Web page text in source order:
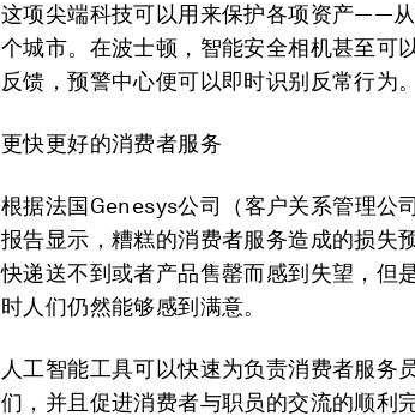
这项尖端科技可以用来保护各项资产——
个城市。在波士顿，智能安全相机甚至可
反馈，预警中心便可以即时识别反常行为。
更快更好的消费者服务
根据法国Genesys公司（客户关系管理公
报告显示，糟糕的消费者服务造成的损失
快递送不到或者产品售罄而感到失望，但
时人们仍然能够感到满意。
人工智能工具可以快速为负责消费者服务
们，并且促进消费者与职员的交流的顺利